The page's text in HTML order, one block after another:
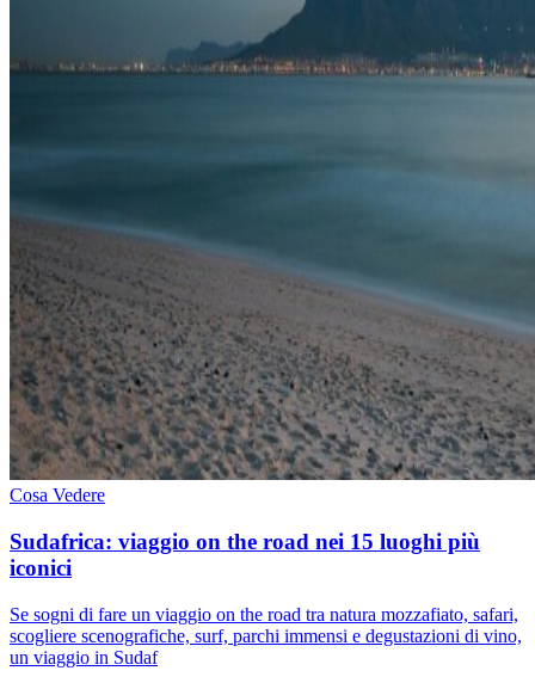
Cosa Vedere
Sudafrica: viaggio on the road nei 15 luoghi più
iconici
Se sogni di fare un viaggio on the road tra natura mozzafiato, safari,
scogliere scenografiche, surf, parchi immensi e degustazioni di vino,
un viaggio in Sudaf